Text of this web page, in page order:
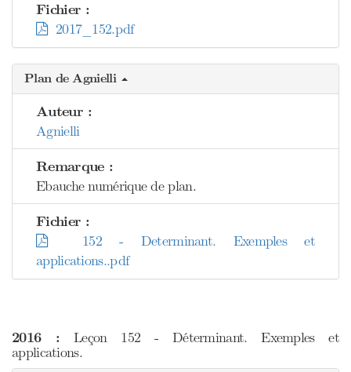
Fichier :
2017_152.pdf
Plan de Agnielli
Auteur :
Agnielli
Remarque :
Ebauche numérique de plan.
Fichier :
152 - Determinant. Exemples et
applications..pdf
2016 : Leçon 152 - Déterminant. Exemples et
applications.